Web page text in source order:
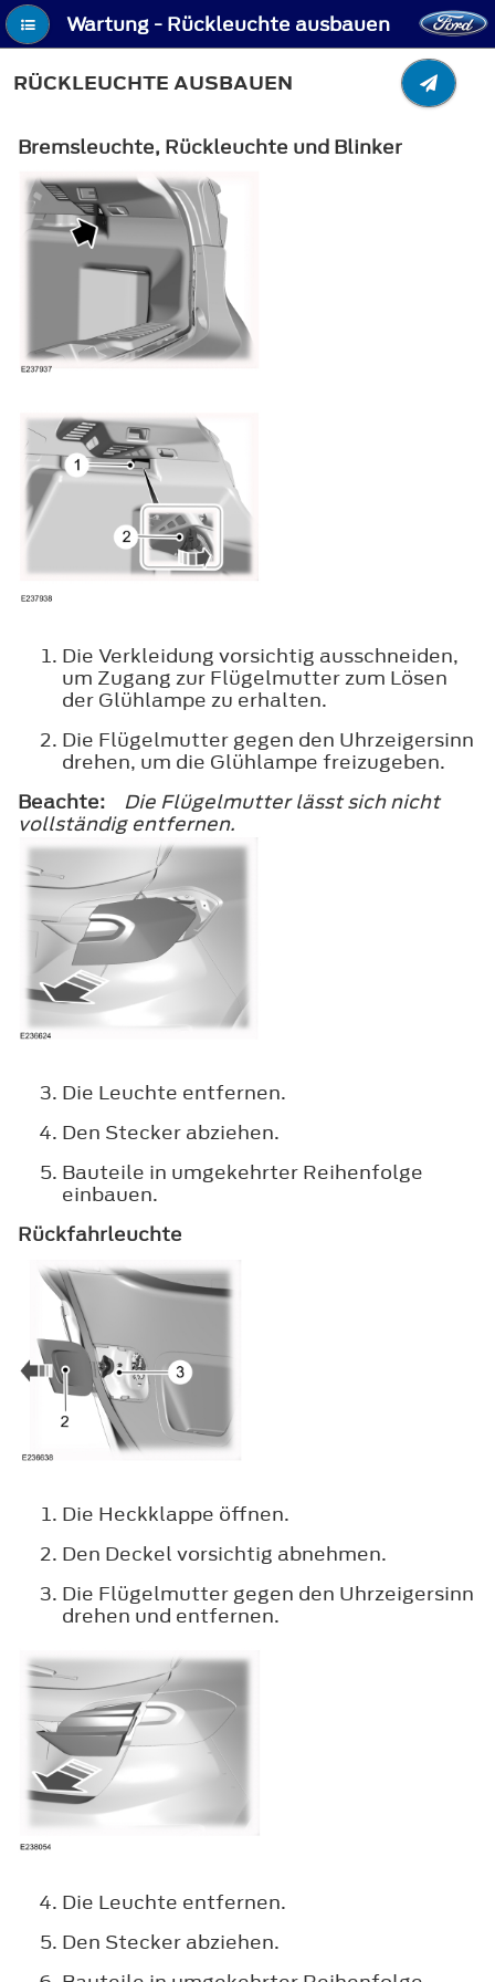
Wartung - Rückleuchte ausbauen
RÜCKLEUCHTE AUSBAUEN
Bremsleuchte, Rückleuchte und Blinker
Die Verkleidung vorsichtig ausschneiden,
um Zugang zur Flügelmutter zum Lösen
der Glühlampe zu erhalten.
Die Flügelmutter gegen den Uhrzeigersinn
drehen, um die Glühlampe freizugeben.
Beachte:
Die Flügelmutter lässt sich nicht
vollständig entfernen.
Die Leuchte entfernen.
Den Stecker abziehen.
Bauteile in umgekehrter Reihenfolge
einbauen.
Rückfahrleuchte
Die Heckklappe öffnen.
Den Deckel vorsichtig abnehmen.
Die Flügelmutter gegen den Uhrzeigersinn
drehen und entfernen.
Die Leuchte entfernen.
Den Stecker abziehen.